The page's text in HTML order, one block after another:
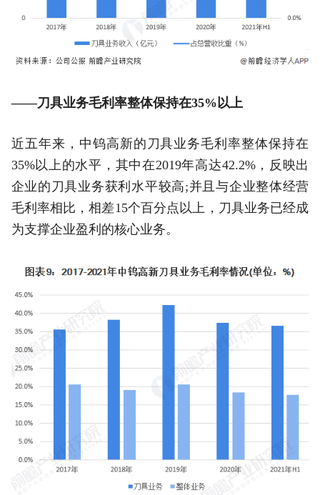
——刀具业务毛利率整体保持在35%以上
近五年来，中钨高新的刀具业务毛利率整体保持在
35%以上的水平，其中在2019年高达42.2%，反映出
企业的刀具业务获利水平较高;并且与企业整体经营
毛利率相比，相差15个百分点以上，刀具业务已经成
为支撑企业盈利的核心业务。